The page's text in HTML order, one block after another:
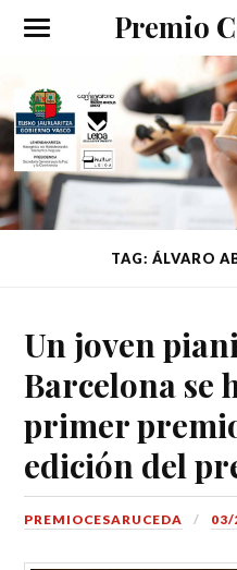
Premio
TAG: ÁLVARO
Un joven
Barcelona se
primer
edición del
PREMIOCESARUCEDA 03/